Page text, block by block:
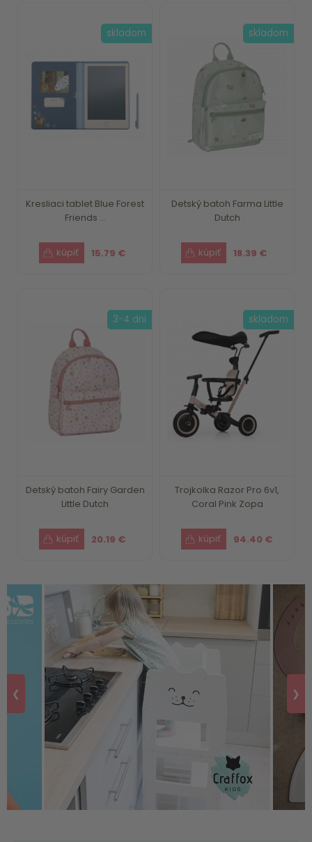
Kresliaci tablet Blue Forest
Friends ...
15.79 €
skladom
Detský batoh Farma Little
Dutch
18.39 €
skladom
Detský batoh Fairy Garden
Little Dutch
20.19 €
3-4 dni
Trojkolka Razor Pro 6v1,
Coral Pink Zopa
94.40 €
skladom
❮ ❯